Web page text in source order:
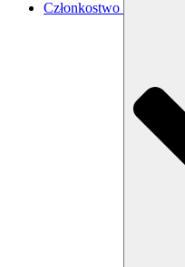
Członkostwo